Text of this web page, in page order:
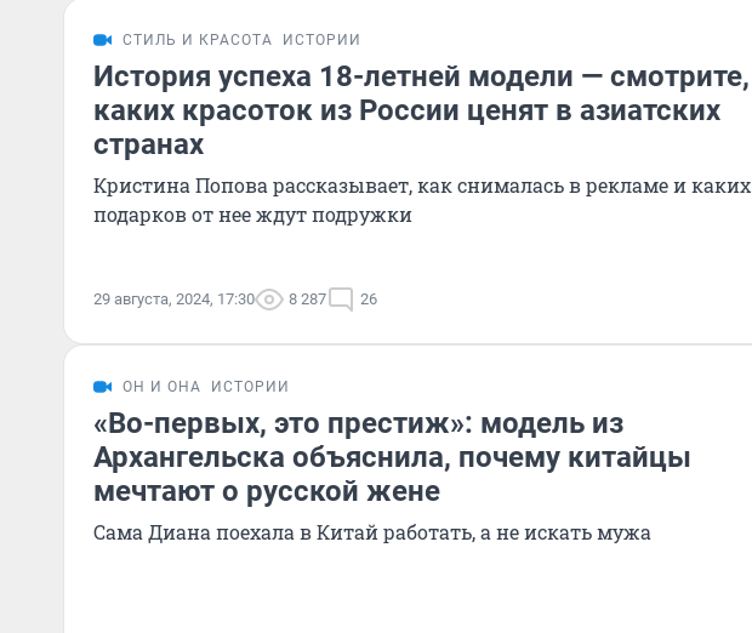
СТИЛЬ И КРАСОТА ИСТОРИИ
История успеха 18-летней модели — смотрите,
каких красоток из России ценят в азиатских
странах
Кристина Попова рассказывает, как снималась в рекламе и каких
подарков от нее ждут подружки
29 августа, 2024, 17:30 8 287 26
ОН И ОНА ИСТОРИИ
«Во-первых, это престиж»: модель из
Архангельска объяснила, почему китайцы
мечтают о русской жене
Сама Диана поехала в Китай работать, а не искать мужа